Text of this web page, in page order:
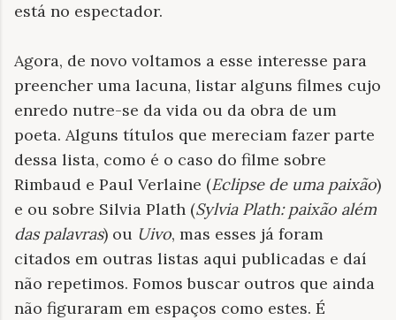
está no espectador.
Agora, de novo voltamos a esse interesse para
preencher uma lacuna, listar alguns filmes cujo
enredo nutre-se da vida ou da obra de um
poeta. Alguns títulos que mereciam fazer parte
dessa lista, como é o caso do filme sobre
Rimbaud e Paul Verlaine (Eclipse de uma paixão)
e ou sobre Silvia Plath (Sylvia Plath: paixão além
das palavras) ou Uivo, mas esses já foram
citados em outras listas aqui publicadas e daí
não repetimos. Fomos buscar outros que ainda
não figuraram em espaços como estes. É